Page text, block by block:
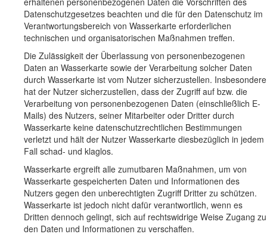
Datenschutzgesetzes beachten und die für den Datenschutz im
Verantwortungsbereich von Wasserkarte erforderlichen
technischen und organisatorischen Maßnahmen treffen.
Die Zulässigkeit der Überlassung von personenbezogenen
Daten an Wasserkarte sowie der Verarbeitung solcher Daten
durch Wasserkarte ist vom Nutzer sicherzustellen. Insbesondere
hat der Nutzer sicherzustellen, dass der Zugriff auf bzw. die
Verarbeitung von personenbezogenen Daten (einschließlich E-
Mails) des Nutzers, seiner Mitarbeiter oder Dritter durch
Wasserkarte keine datenschutzrechtlichen Bestimmungen
verletzt und hält der Nutzer Wasserkarte diesbezüglich in jedem
Fall schad- und klaglos.
Wasserkarte ergreift alle zumutbaren Maßnahmen, um von
Wasserkarte gespeicherten Daten und Informationen des
Nutzers gegen den unberechtigten Zugriff Dritter zu schützen.
Wasserkarte ist jedoch nicht dafür verantwortlich, wenn es
Dritten dennoch gelingt, sich auf rechtswidrige Weise Zugang zu
den Daten und Informationen zu verschaffen.